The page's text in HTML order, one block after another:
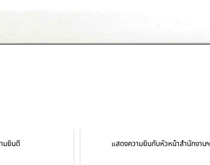
มยินดี แสดงความยินกับหัวหน้าสำนักงานฯ